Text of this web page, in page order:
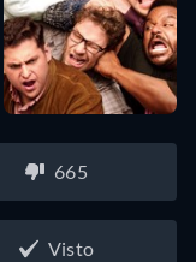
665
Visto